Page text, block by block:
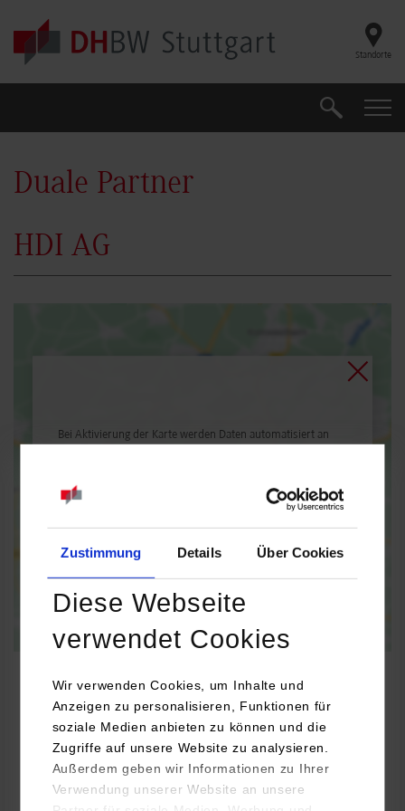
Zustimmung Details Über Cookies
Diese Webseite
verwendet Cookies
Wir verwenden Cookies, um Inhalte und
Anzeigen zu personalisieren, Funktionen für
soziale Medien anbieten zu können und die
Zugriffe auf unsere Website zu analysieren.
Außerdem geben wir Informationen zu Ihrer
Verwendung unserer Website an unsere
Skip to main content
Standorte
Suche
Duale Partner
HDI AG
Bei Aktivierung der Karte werden Daten automatisiert an
Einmalig aktivieren
BWL-Risk and Insurance Management
HDI AG
Heilbronner Str. 158